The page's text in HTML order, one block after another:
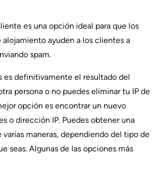
es una opción ideal para que los
alojamiento ayuden a los clientes a
spam.
es definitivamente el resultado del
persona o no puedes eliminar tu IP de
opción es encontrar un nuevo
o dirección IP. Puedes obtener una
varias maneras, dependiendo del tipo de
seas. Algunas de las opciones más